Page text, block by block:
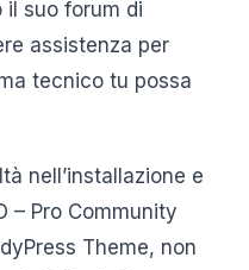
suo forum di
assistenza per
tecnico tu possa
nell’installazione e
– Pro Community
Theme, non